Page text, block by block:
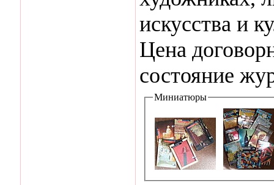
искусства и
Цена
состояние
Миниатюры